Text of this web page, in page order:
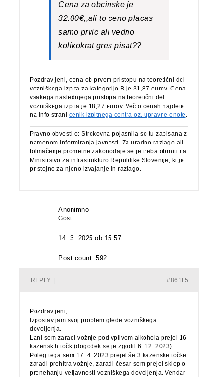
Cena za obcinske je
32.00€,,ali to ceno placas
samo prvic ali vedno
kolikokrat gres pisat??
Pozdravljeni, cena ob prvem pristopu na teoretični del
vozniškega izpita za kategorijo B je 31,87 eurov. Cena
vsakega naslednjega pristopa na teoretični del
vozniškega izpita je 18,27 eurov. Več o cenah najdete
na info strani cenik izpitnega centra oz. upravne enote .
Pravno obvestilo: Strokovna pojasnila so tu zapisana z
namenom informiranja javnosti. Za uradno razlago ali
tolmačenje prometne zakonodaje se je treba obrniti na
Ministrstvo za infrastrukturo Republike Slovenije, ki je
pristojno za njeno izvajanje in razlago.
Anonimno
Gost
14. 3. 2025 ob 15:57
Post count: 592
#86115
REPLY
Pozdravljeni,
Izpostavljam svoj problem glede vozniškega
dovoljenja.
Lani sem zaradi vožnje pod vplivom alkohola prejel 16
kazenskih točk (dogodek se je zgodil 6. 12. 2023).
Poleg tega sem 17. 4. 2023 prejel še 3 kazenske točke
zaradi prehitra vožnje, zaradi česar sem prejel sklep o
prenehanju veljavnosti vozniškega dovoljenja. Vendar